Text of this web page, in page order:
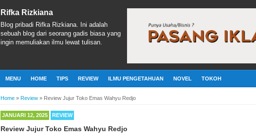
Rifka Rizkiana
Blog pribadi Rifka Rizkiana. Ini adalah
sebuah blog dari seorang gadis biasa yang
ingin memuliakan ilmu lewat tulisan.
MENU HOME TIPS REVIEW ILMU PENGETAHUAN NOVEL TOKOH
Home » Review » Review Jujur Toko Emas Wahyu Redjo
JANUARI 12, 2025 REVIEW
Review Jujur Toko Emas Wahyu Redjo